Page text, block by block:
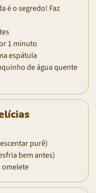
é o segredo! Faz
1 minuto
espátula
de água quente
purê)
bem antes)
omelete